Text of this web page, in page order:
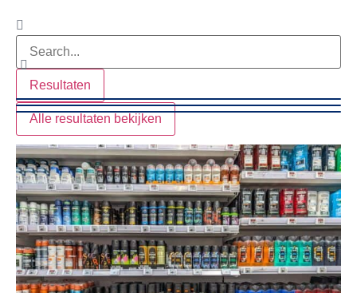
Resultaten
Alle resultaten bekijken